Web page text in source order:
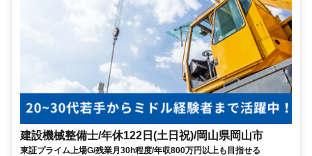
建設機械整備士/年休122日(土日祝)/岡山県岡山市
東証プライム上場G/残業月30h程度/年収800万円以上も目指せる